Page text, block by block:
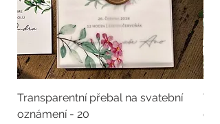
Transparentní přebal na svatební
oznámení - 20